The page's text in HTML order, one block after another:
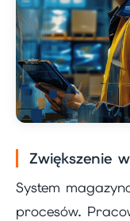
Zwiększenie
System
procesów.